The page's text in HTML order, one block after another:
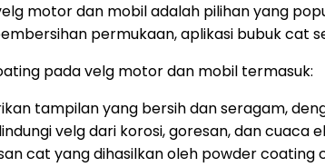
motor dan mobil adalah pilihan yang
permukaan, aplikasi bubuk cat
pada velg motor dan mobil termasuk:
tampilan yang bersih dan seragam,
velg dari korosi, goresan, dan
cat yang dihasilkan oleh powder